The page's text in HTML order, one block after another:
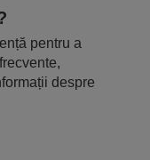
pentru a
despre